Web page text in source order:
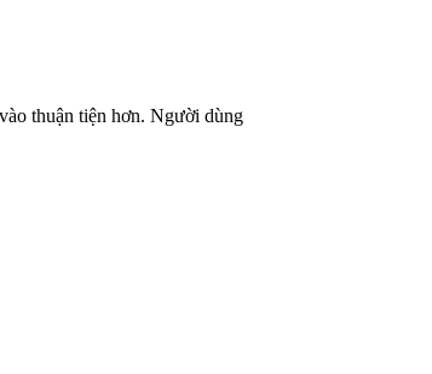
thuận tiện hơn. Người dùng